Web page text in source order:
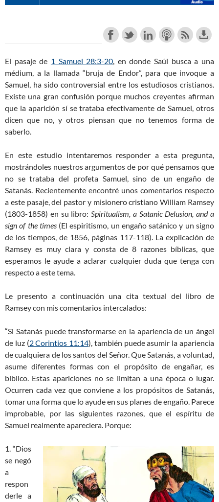
El pasaje de 1 Samuel 28:3-20, en donde Saúl busca a una
médium, a la llamada “bruja de Endor”, para que invoque a
Samuel, ha sido controversial entre los estudiosos cristianos.
Existe una gran confusión porque muchos creyentes afirman
que la aparición sí se trataba efectivamente de Samuel, otros
dicen que no, y otros piensan que no tenemos forma de
saberlo.
En este estudio intentaremos responder a esta pregunta,
mostrándoles nuestros argumentos de por qué pensamos que
no se trataba del profeta Samuel, sino de un engaño de
Satanás. Recientemente encontré unos comentarios respecto
a este pasaje, del pastor y misionero cristiano William Ramsey
(1803-1858) en su libro:Spiritualism, a Satanic Delusion, and a
sign of the times(El espiritismo, un engaño satánico y un signo
de los tiempos, de 1856, páginas 117-118). La explicación de
Ramsey es muy clara y consta de 8 razones bíblicas, que
esperamos le ayude a aclarar cualquier duda que tenga con
respecto a este tema.
Le presento a continuación una cita textual del libro de
Ramsey con mis comentarios intercalados:
“Si Satanás puede transformarse en la apariencia de un ángel
de luz (2 Corintios 11:14), también puede asumir la apariencia
de cualquiera de los santos del Señor. Que Satanás, a voluntad,
asume diferentes formas con el propósito de engañar, es
bíblico. Estas apariciones no se limitan a una época o lugar.
Ocurren cada vez que conviene a los propósitos de Satanás,
tomar una forma que lo ayude en sus planes de engaño. Parece
improbable, por las siguientes razones, que el espíritu de
Samuel realmente apareciera. Porque:
1. “Dios
se negó
a
respon
derle a